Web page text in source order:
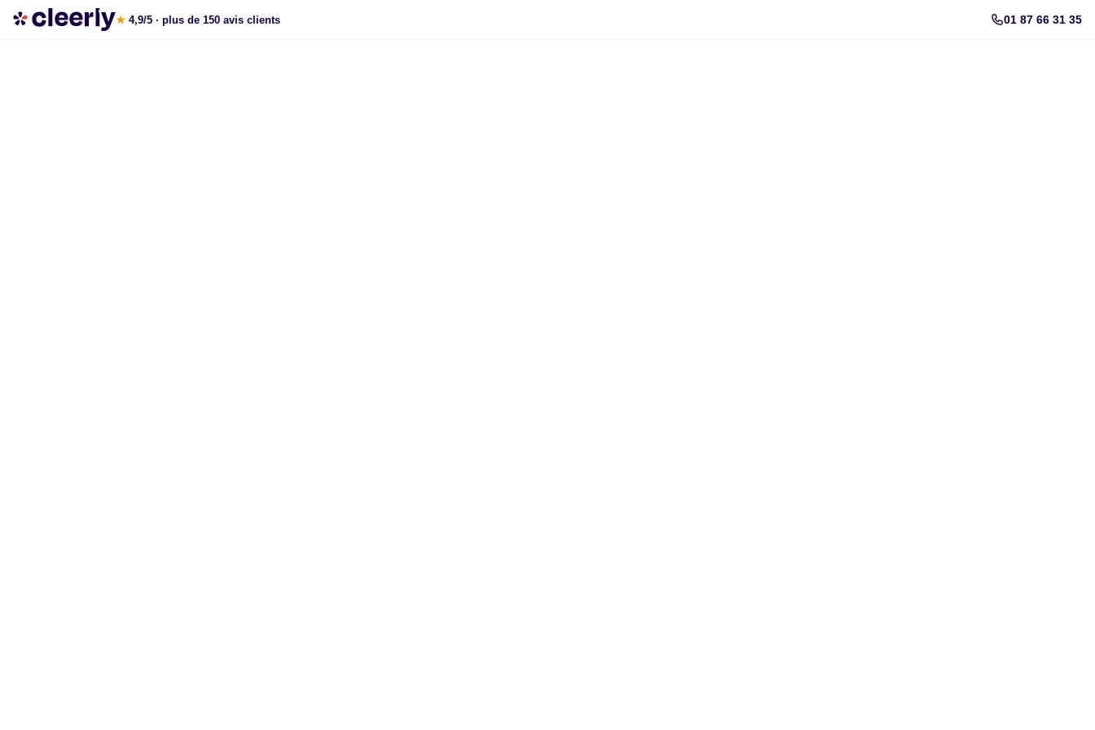
Ouvrir une assurance vie en ligne
★ 4,9/5 · plus de 150 avis clients 01 87 66 31 35